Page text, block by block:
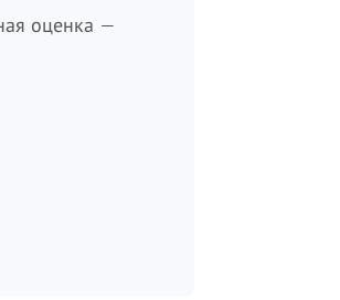
оценка —